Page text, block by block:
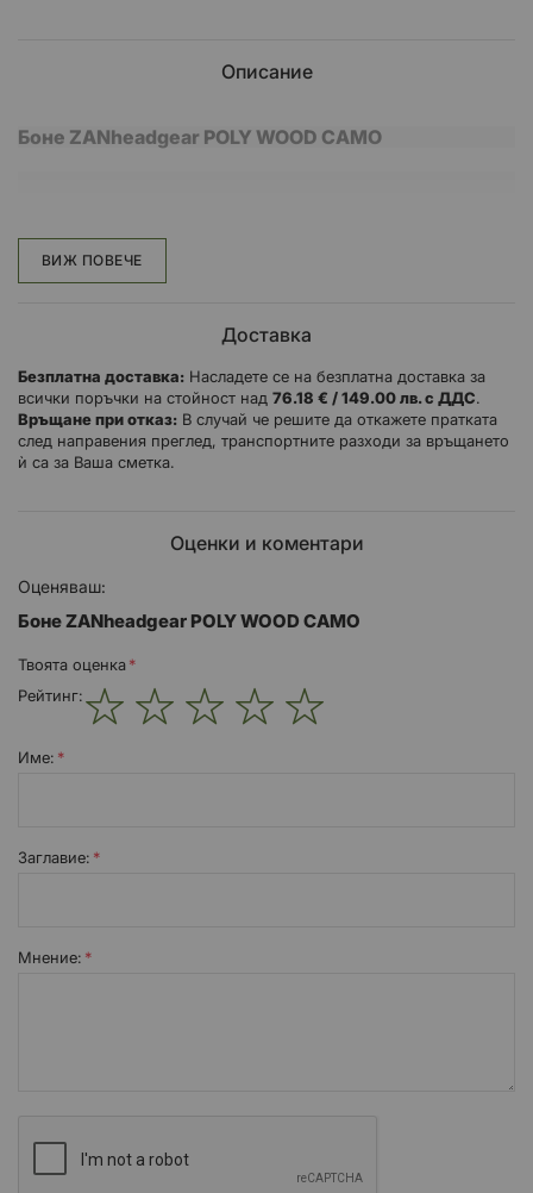
Описание
Боне ZANheadgear POLY WOOD CAMO
плоски шевове за по-добър комфорт
полиестер
ВИЖ ПОВЕЧЕ
Доставка
Безплатна доставка: Насладете се на безплатна доставка за
всички поръчки на стойност над 76.18 € / 149.00 лв. с ДДС.
Връщане при отказ: В случай че решите да откажете пратката
след направения преглед, транспортните разходи за връщането
ѝ са за Ваша сметка.
Оценки и коментари
Оценяваш:
Боне ZANheadgear POLY WOOD CAMO
Твоята оценка
Рейтинг:
Име:
Заглавиe:
Мнение: